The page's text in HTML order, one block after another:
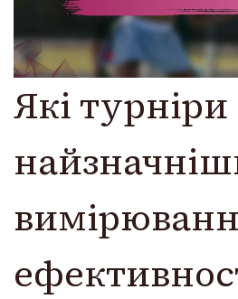
Які турніри